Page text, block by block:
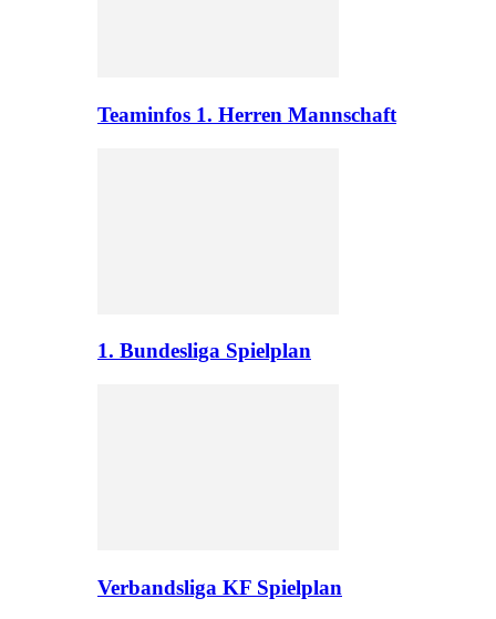
Teaminfos 1. Herren Mannschaft
1. Bundesliga Spielplan
Verbandsliga KF Spielplan